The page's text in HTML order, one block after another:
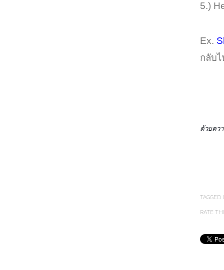
5.)
Ex.
กลับ
ด้วยคว
TAGGED
RATE